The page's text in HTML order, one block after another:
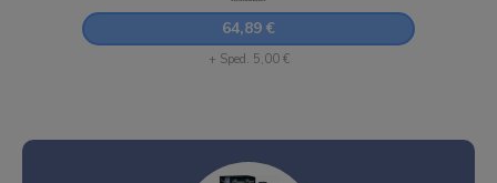
64,89 €
+ Sped. 5,00 €